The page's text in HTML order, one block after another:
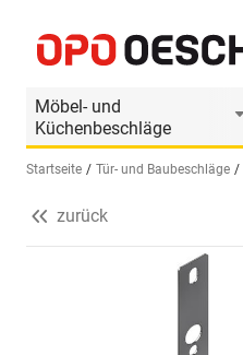
Möbel- und
Küchenbeschläge
Sprache wählen (DE)
Startseite Tür- und Baubeschläge
Produktinformationen
zurück